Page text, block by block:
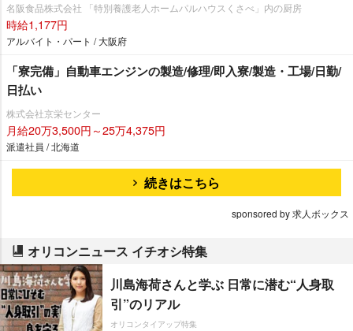
名阪食品株式会社 「特別養護老人ホームパルハウスくさべ」内の厨房
時給1,177円
アルバイト・パート / 大阪府
「寮完備」自動車エンジンの製造/修理/即入寮/製造・工場/日勤/
日払い
株式会社京栄センター
月給20万3,500円～25万4,375円
派遣社員 / 北海道
続きはこちら
sponsored by 求人ボックス
オリコンニュース イチオシ特集
川島海荷さんと学ぶ 日常に潜む“人身取
引”のリアル
オリコンタイアップ特集